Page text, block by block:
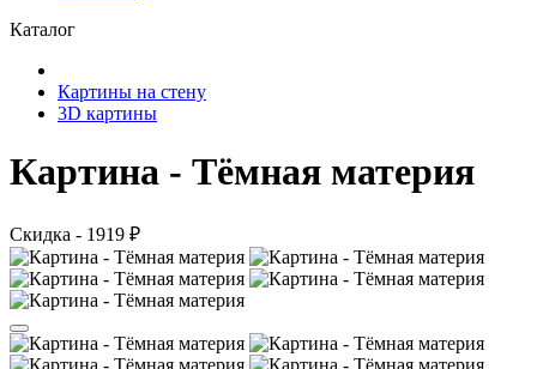
Каталог
Картины на стену
3D картины
Картина - Тёмная материя
Скидка - 1919 ₽